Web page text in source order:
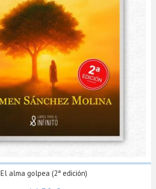
El alma golpea (2ª edición)